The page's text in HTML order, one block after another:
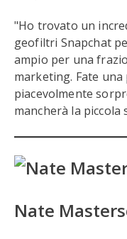
"Ho trovato un
geofiltri Snapchat
ampio per una
marketing. Fate
piacevolmente
mancherà la piccola
Nate